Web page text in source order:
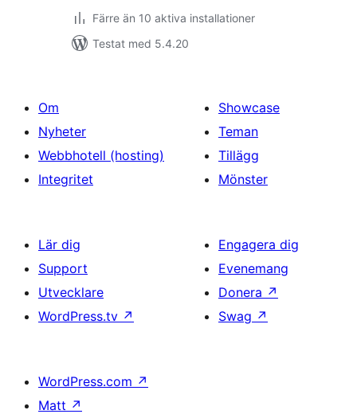
Färre än 10 aktiva installationer
Testat med 5.4.20
Om
Nyheter
Webbhotell (hosting)
Integritet
Showcase
Teman
Tillägg
Mönster
Lär dig
Support
Utvecklare
WordPress.tv ↗
Engagera dig
Evenemang
Donera ↗
Swag ↗
WordPress.com ↗
Matt ↗